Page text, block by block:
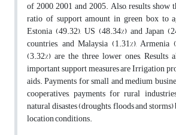
of 2000, 2001 and 2005. Also, results show
ratio of support amount in green box to
Estonia (49.32), US (48.34%) and Japan
countries, and Malaysia (1.31%), Armenia
(3.32%) are the three lower ones, Results
important support measures are Irrigation
aids. Payments for small and medium
cooperatives, payments for rural
natural disastes (droughts, floods and
location conditions.